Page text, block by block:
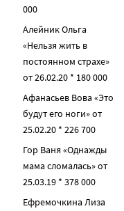
000
Алейник Ольга
«Нельзя жить в
постоянном страхе»
от 26.02.20 * 180 000
Афанасьев Вова «Это
будут его ноги» от
25.02.20 * 226 700
Гор Ваня «Однажды
мама сломалась» от
25.03.19 * 378 000
Ефремочкина Лиза